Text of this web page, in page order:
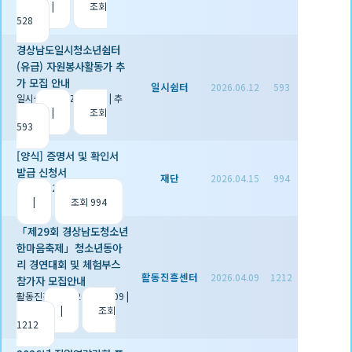
|
조회
528
경상남도일시청소년쉼터
(유급) 자원봉사활동가 추
가 모집 안내
일시쉼터 2026.06.12 | 추
|
조회
593
일시쉼터 2026.06.12 593
[양식] 증명서 및 확인서
발급 신청서
재단 2026.04.15
|
조회 994
재단 2026.04.15 994
「제29회 경상남도청소년
한마음축제」청소년동아
리 경연대회 및 체험부스
참가자 모집안내
활동진흥센터 2026.04.09 |
|
조회
1212
활동진흥센터 2026.04.09 1212